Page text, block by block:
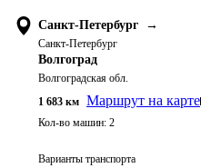
Санкт-Петербург →
Санкт-Петербург
Волгоград
Волгоградская обл.
1 683 км Маршрут на карте
Кол-во машин: 2
Варианты транспорта